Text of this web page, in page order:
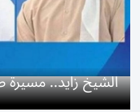
الشيخ زايد..